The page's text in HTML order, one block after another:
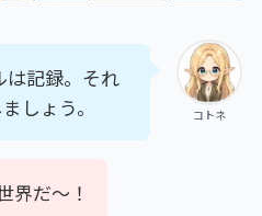
コトネ
は記録。それ
しょう。
界だ〜！